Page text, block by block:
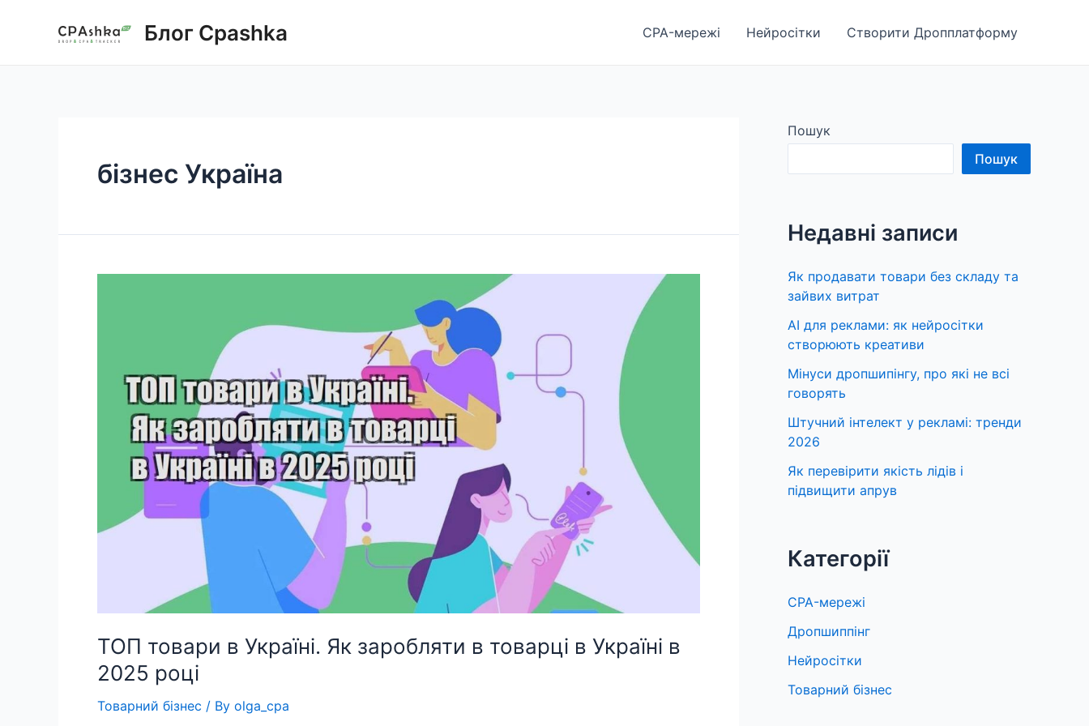
Блог Cpashka CPA-мережі Нейросітки Створити Дропплатформу
бізнес Україна
ТОП товари в Україні. Як заробляти в товарці в Україні в
2025 році
Товарний бізнес / By olga_cpa
Пошук
Пошук
Недавні записи
Як продавати товари без складу та
зайвих витрат
AI для реклами: як нейросітки
створюють креативи
Мінуси дропшипінгу, про які не всі
говорять
Штучний інтелект у рекламі: тренди
2026
Як перевірити якість лідів і
підвищити апрув
Категорії
CPA-мережі
Дропшиппінг
Нейросітки
Товарний бізнес